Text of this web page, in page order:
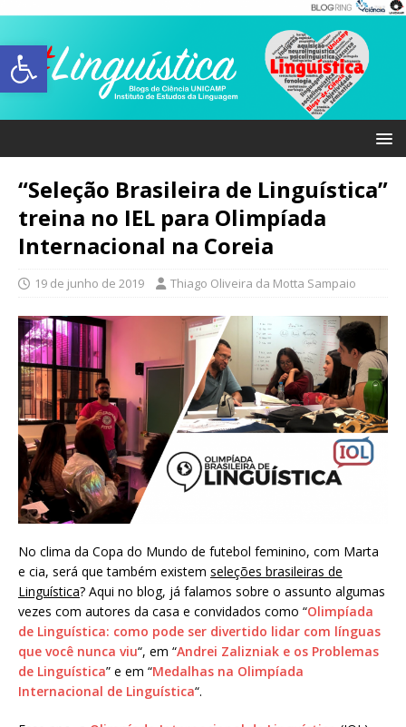
Abrir a barra de ferramentas
“Seleção Brasileira de Linguística”
treina no IEL para Olimpíada
Internacional na Coreia
19 de junho de 2019 Thiago Oliveira da Motta Sampaio
No clima da Copa do Mundo de futebol feminino, com Marta
e cia, será que também existem seleções brasileiras de
Linguística? Aqui no blog, já falamos sobre o assunto algumas
vezes com autores da casa e convidados como “Olimpíada
de Linguística: como pode ser divertido lidar com línguas
que você nunca viu“, em “Andrei Zalizniak e os Problemas
de Linguística” e em “Medalhas na Olimpíada
Internacional de Linguística“.